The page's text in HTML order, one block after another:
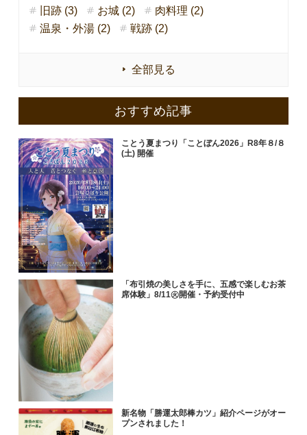
旧跡 (3)
お城 (2)
肉料理 (2)
温泉・外湯 (2)
戦跡 (2)
全部見る
おすすめ記事
ことう夏まつり「ことぼん2026」R8年８/８
(土) 開催
「布引焼の美しさを手に、五感で楽しむお茶
席体験」8/11㊋開催・予約受付中
新名物「勝運太郎棒カツ」紹介ページがオー
プンされました！